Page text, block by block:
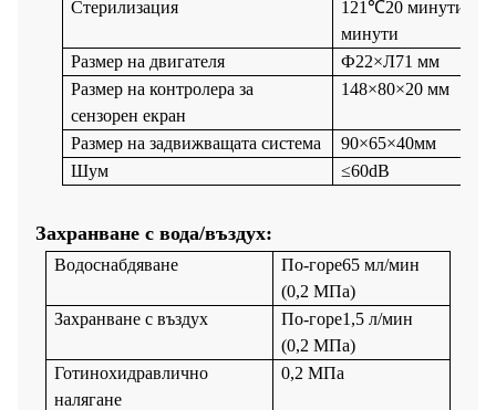
Стерилизация
121℃20 минути
минути
Размер на двигателя
Ф22×Л71 мм
Размер на контролера за
сензорен екран
148×80×20 мм
Размер на задвижващата система 90×65×40мм
Шум
≤60dB
Захранване с вода/въздух:
Водоснабдяване По-горе65 мл/мин
(0,2 МПа)
Захранване с въздух
По-горе1,5 л/мин
(0,2 МПа)
Готинохидравлично
налягане
0,2 МПа